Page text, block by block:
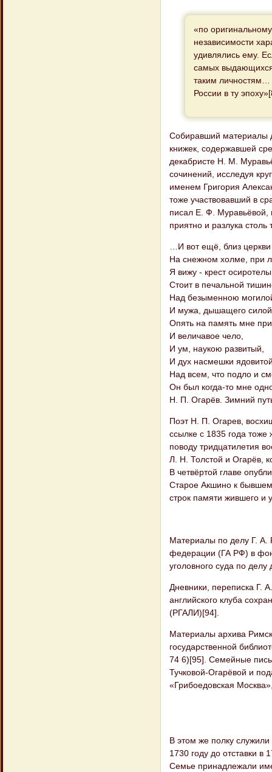
«по
независимости
удивлялись ему.
самых
таким личностям…
России в ту
Собиравший материалы
книжек, содержавшей
декабристе Н. М.
сочинений, исследуя
именем Григория
тоже участвовавший в
писал Е. Ф. Муравьёвой,
приятно и разлука столь
…И вот ещё, близ
На снежном холме, при
Я вижу - крест
Стоит в печальной
Над безыменною
И мужа, дышащего
Опять на память мне
И величавое чело,
И ум, наукою развитый,
И дух насмешки
Над всем, что подло и
Он был когда-то мне
Н. П. Огарёв. Зимний
Поэт Н. П. Огарев,
ссылке с 1835 года
поводу тридцатилетия
Л. Н. Толстой и Огарёв,
В четвёртой главе
Старое Акшино к
строк памяти жившего и
Материалы по делу Г. А.
федерации (ГА РФ) в
уголовного суда по
Дневники, переписка Г.
английского клуба
(РГАЛИ)[94].
Материалы архива
государственной
74 6)[95]. Семейные
Тучковой-Огарёвой и
«Грибоедовская
В этом же полку
1730 году до отставки в
Семье принадлежали